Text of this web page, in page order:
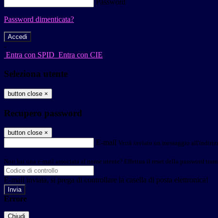
Password
Password dimenticata?
-
Entra con SPID Entra con CIE
Seleziona utente
button close ×
Recupero password
button close ×
E-mail Verrà inviato un messaggio
Non hai una e-mail associata al nome utente? Effettua il reset della password
E-mail inviata, si prega di controllare la casella di posta elettronica!
Errore
Chiudi